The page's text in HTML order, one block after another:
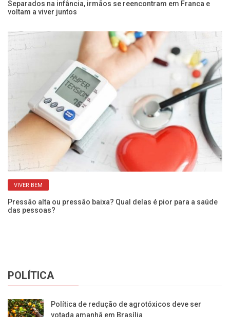
Separados na infância, irmãos se reencontram em Franca e
voltam a viver juntos
VIVER BEM
Pressão alta ou pressão baixa? Qual delas é pior para a saúde
das pessoas?
POLÍTICA
Política de redução de agrotóxicos deve ser
votada amanhã em Brasília